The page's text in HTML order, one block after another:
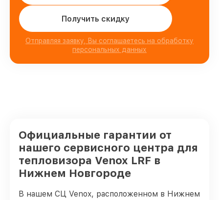
Получить скидку
Отправляя заявку, Вы соглашаетесь на обработку
персональных данных
Официальные гарантии от
нашего сервисного центра для
тепловизора Venox LRF в
Нижнем Новгороде
В нашем СЦ Venox, расположенном в Нижнем